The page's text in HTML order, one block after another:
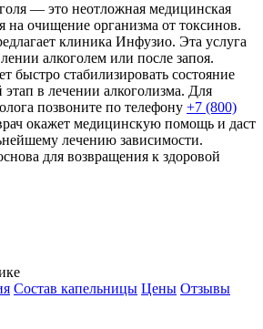
— это неотложная медицинская
на очищение организма от токсинов.
клиника Инфузио. Эта услуга
алкоголем или после запоя.
быстро стабилизировать состояние
в лечении алкоголизма. Для
позвоните по телефону +7 (800)
окажет медицинскую помощь и даст
лечению зависимости.
для возвращения к здоровой
Состав капельницы Цены Отзывы